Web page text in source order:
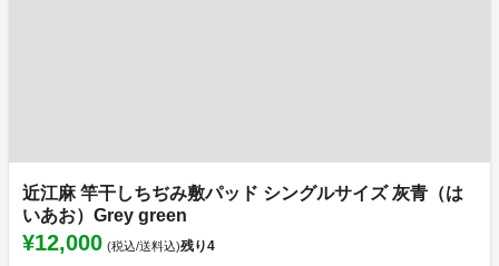
近江麻 竿干しちぢみ敷パッド シングルサイズ 灰青（は
いあお）Grey green
¥12,000 (税込/送料込)残り4